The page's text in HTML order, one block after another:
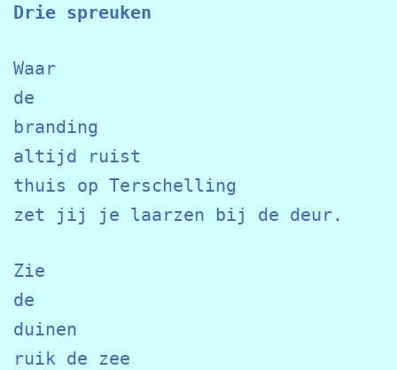
Drie spreuken
Waar
de
branding
altijd ruist
thuis op Terschelling
Zie
de
duinen
ruik de zee